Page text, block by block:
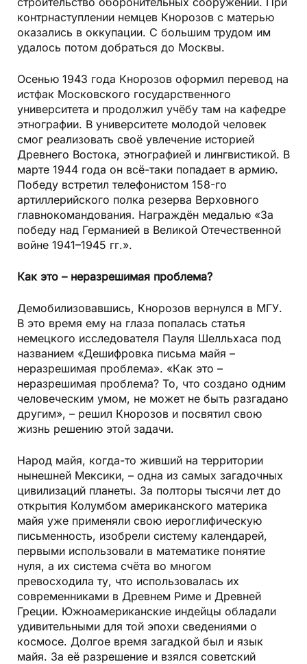
контрнаступлении немцев Кнорозов с матерью
оказались в оккупации. С большим трудом им
удалось потом добраться до Москвы.
Осенью 1943 года Кнорозов оформил перевод на
истфак Московского государственного
университета и продолжил учёбу там на кафедре
этнографии. В университете молодой человек
смог реализовать своё увлечение историей
Древнего Востока, этнографией и лингвистикой. В
марте 1944 года он всё-таки попадает в армию.
Победу встретил телефонистом 158-го
артиллерийского полка резерва Верховного
главнокомандования. Награждён медалью «За
победу над Германией в Великой Отечественной
войне 1941–1945 гг.».
Как это – неразрешимая проблема?
Демобилизовавшись, Кнорозов вернулся в МГУ.
В это время ему на глаза попалась статья
немецкого исследователя Пауля Шелльхаса под
названием «Дешифровка письма майя –
неразрешимая проблема». «Как это –
неразрешимая проблема? То, что создано одним
человеческим умом, не может не быть разгадано
другим», – решил Кнорозов и посвятил свою
жизнь решению этой задачи.
Народ майя, когда-то живший на территории
нынешней Мексики, – одна из самых загадочных
цивилизаций планеты. За полторы тысячи лет до
открытия Колумбом американского материка
майя уже применяли свою иероглифическую
письменность, изобрели систему календарей,
первыми использовали в математике понятие
нуля, а их система счёта во многом
превосходила ту, что использовалась их
современниками в Древнем Риме и Древней
Греции. Южноамериканские индейцы обладали
удивительными для той эпохи сведениями о
космосе. Долгое время загадкой был и язык
майя. За её разрешение и взялся советский